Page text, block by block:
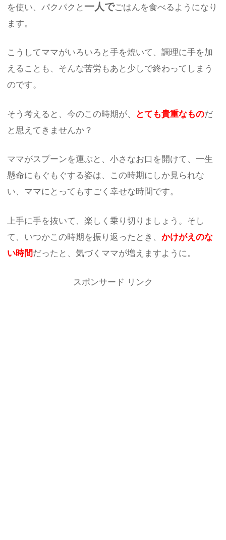
を使い、パクパクと 一人でごはんを食べるようになり
ます。
こうしてママがいろいろと手を焼いて、調理に手を加
えることも、そんな苦労もあと少しで終わってしまう
のです。
そう考えると、今のこの時期が、 とても貴重なものだ
と思えてきませんか？
ママがスプーンを運ぶと、小さなお口を開けて、一生
懸命にもぐもぐする姿は、この時期にしか見られな
い、ママにとってもすごく幸せな時間です。
上手に手を抜いて、楽しく乗り切りましょう。そし
て、いつかこの時期を振り返ったとき、かけがえのな
い時間だったと、気づくママが増えますように。
スポンサード リンク